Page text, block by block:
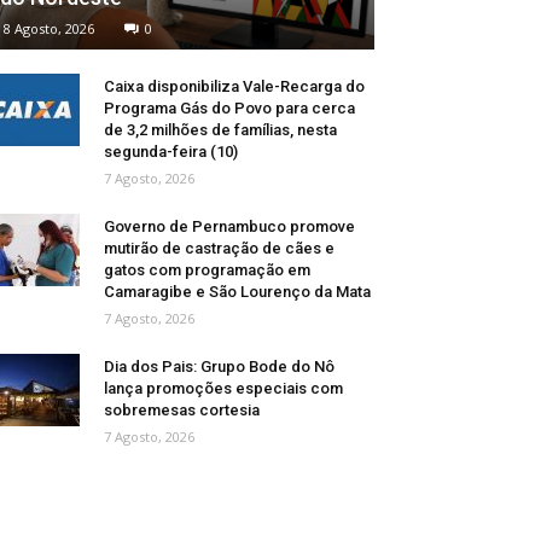
8 Agosto, 2026 0
Caixa disponibiliza Vale-Recarga do
Programa Gás do Povo para cerca
de 3,2 milhões de famílias, nesta
segunda-feira (10)
7 Agosto, 2026
Governo de Pernambuco promove
mutirão de castração de cães e
gatos com programação em
Camaragibe e São Lourenço da Mata
7 Agosto, 2026
Dia dos Pais: Grupo Bode do Nô
lança promoções especiais com
sobremesas cortesia
7 Agosto, 2026